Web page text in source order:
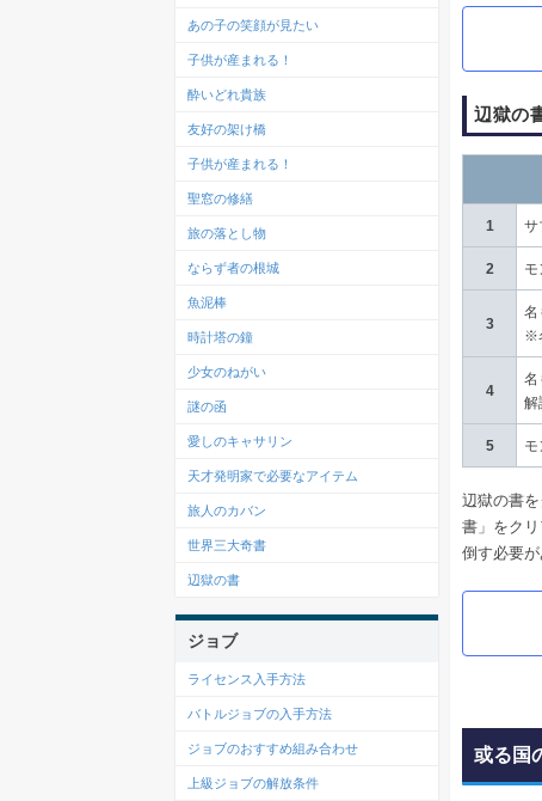
辺獄の
1 サ
2 モ
3
名
※
4
名
解
5 モ
辺獄の書
書」をク
倒す必要が
或る国
あの子の笑顔が見たい
子供が産まれる！
酔いどれ貴族
友好の架け橋
子供が産まれる！
聖窓の修繕
旅の落とし物
ならず者の根城
魚泥棒
時計塔の鐘
少女のねがい
謎の函
愛しのキャサリン
天才発明家で必要なアイテム
旅人のカバン
世界三大奇書
辺獄の書
ジョブ
ライセンス入手方法
バトルジョブの入手方法
ジョブのおすすめ組み合わせ
上級ジョブの解放条件